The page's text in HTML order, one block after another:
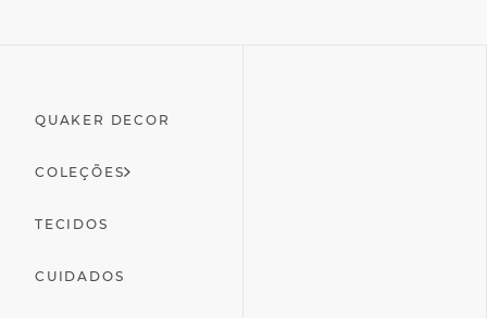
QUAKER DECOR
COLEÇÕES
TECIDOS
CUIDADOS